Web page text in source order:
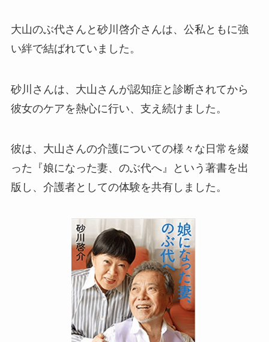
大山のぶ代さんと砂川啓介さんは、公私ともに強
い絆で結ばれていました。
砂川さんは、大山さんが認知症と診断されてから
彼女のケアを熱心に行い、支え続けました。
彼は、大山さんの介護についての様々な日常を綴
った『娘になった妻、のぶ代へ』という著書を出
版し、介護者としての体験を共有しました。